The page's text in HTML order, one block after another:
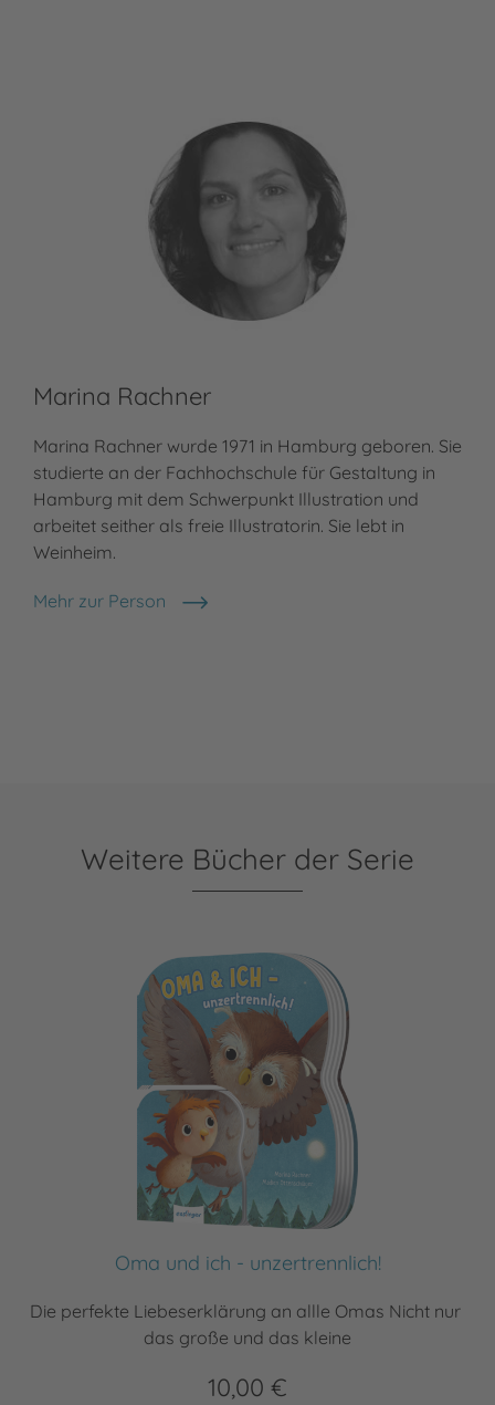
Marina Rachner
Marina Rachner wurde 1971 in Hamburg geboren. Sie
studierte an der Fachhochschule für Gestaltung in
Hamburg mit dem Schwerpunkt Illustration und
arbeitet seither als freie Illustratorin. Sie lebt in
Weinheim.
Mehr zur Person
Marina Rachner
Weitere Bücher der Serie
Oma und ich - unzertrennlich!
Die perfekte Liebeserklärung an allle Omas Nicht nur
das große und das kleine
10,00 €